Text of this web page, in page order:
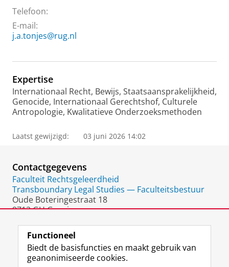
Telefoon:
E-mail:
j.a.tonjes@rug.nl
Expertise
Internationaal Recht, Bewijs, Staatsaansprakelijkheid,
Genocide, Internationaal Gerechtshof, Culturele
Antropologie, Kwalitatieve Onderzoeksmethoden
Laatst gewijzigd: 03 juni 2026 14:02
Contactgegevens
Faculteit Rechtsgeleerdheid
Transboundary Legal Studies — Faculteitsbestuur
Oude Boteringestraat 18
9712 GH Groningen
Functioneel
Biedt de basisfuncties en maakt gebruik van
geanonimiseerde cookies.